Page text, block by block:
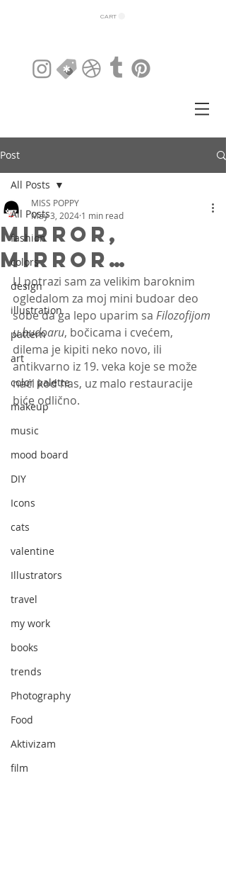
CART
Post
All Posts
fashion
colors
design
illustration
pattern
art
color palette
makeup
music
mood board
DIY
Icons
cats
valentine
Illustrators
travel
my work
books
trends
Photography
Food
Aktivizam
film
All Posts
Mirror,
mirror…
MISS POPPY
May 3, 2024 1 min read
U potrazi sam za velikim baroknim
ogledalom za moj mini budoar deo
sobe da ga lepo uparim sa Filozofijom
u budoaru, bočicama i cvećem,
dilema je kipiti neko novo, ili
antikvarno iz 19. veka koje se može
naći kod nas, uz malo restauracije
biće odlično.